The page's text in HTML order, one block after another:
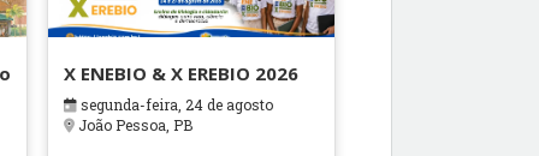
X ENEBIO & X EREBIO 2026
segunda-feira, 24 de agosto
João Pessoa, PB